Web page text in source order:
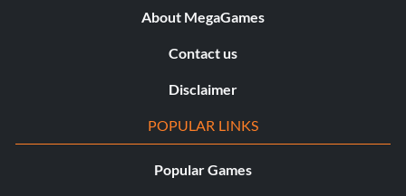
About MegaGames
Contact us
Disclaimer
POPULAR LINKS
Popular Games